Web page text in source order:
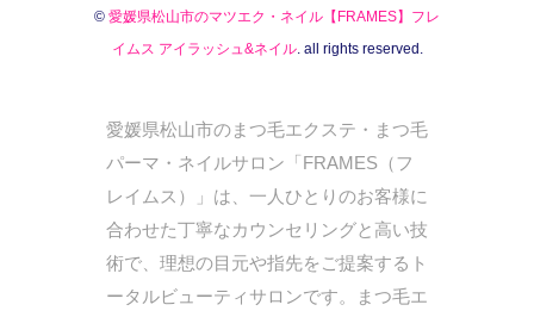
© 愛媛県松山市のマツエク・ネイル【FRAMES】フレ
イムス アイラッシュ&ネイル. all rights reserved.
愛媛県松山市のまつ毛エクステ・まつ毛
パーマ・ネイルサロン「FRAMES（フ
レイムス）」は、一人ひとりのお客様に
合わせた丁寧なカウンセリングと高い技
術で、理想の目元や指先をご提案するト
ータルビューティサロンです。まつ毛エ